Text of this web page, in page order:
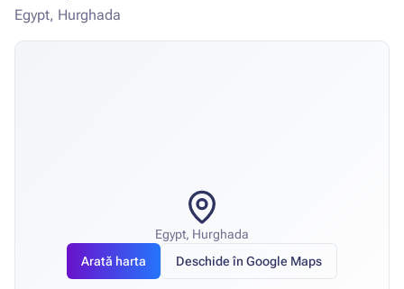
Egypt, Hurghada
Egypt, Hurghada
Arată harta
Deschide în Google Maps